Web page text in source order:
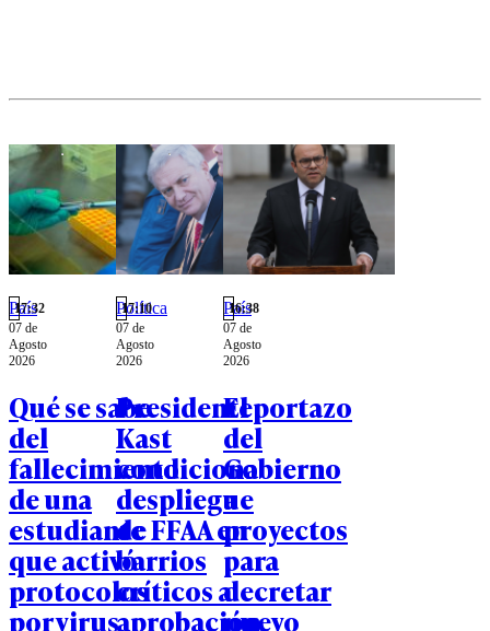
como
Magallanes.
País
17:32
07 de
Agosto
2026
Qué se sabe
del
fallecimiento
de una
estudiante
que activó
protocolos
por virus
Política
17:10
07 de
Agosto
2026
Presidente
Kast
condiciona
despliegue
de FFAA en
barrios
críticos a
aprobación
País
16:38
07 de
Agosto
2026
El portazo
del
Gobierno
a
proyectos
para
decretar
nuevo